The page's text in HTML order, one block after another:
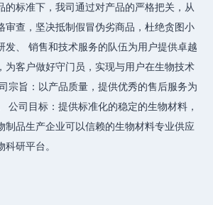
的标准下，我司通过对产品的严格把关，从
审查，坚决抵制假冒伪劣商品，杜绝贪图小
发、 销售和技术服务的队伍为用户提供卓越
为客户做好守门员，实现与用户在生物技术
宗旨：以产品质量，提供优秀的售后服务为
公司目标：提供标准化的稳定的生物材料，
制品生产企业可以信赖的生物材料专业供应
研平台。